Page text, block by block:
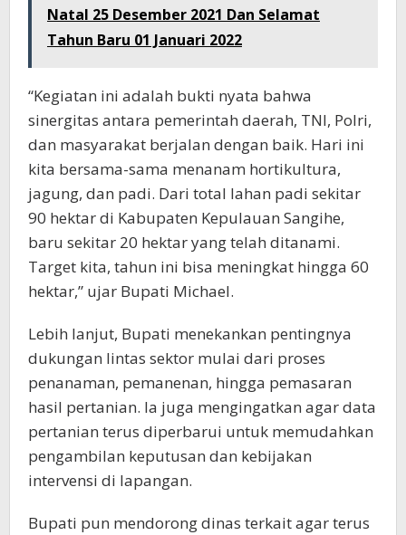
Natal 25 Desember 2021 Dan Selamat
Tahun Baru 01 Januari 2022
“Kegiatan ini adalah bukti nyata bahwa
sinergitas antara pemerintah daerah, TNI, Polri,
dan masyarakat berjalan dengan baik. Hari ini
kita bersama-sama menanam hortikultura,
jagung, dan padi. Dari total lahan padi sekitar
90 hektar di Kabupaten Kepulauan Sangihe,
baru sekitar 20 hektar yang telah ditanami.
Target kita, tahun ini bisa meningkat hingga 60
hektar,” ujar Bupati Michael.
Lebih lanjut, Bupati menekankan pentingnya
dukungan lintas sektor mulai dari proses
penanaman, pemanenan, hingga pemasaran
hasil pertanian. Ia juga mengingatkan agar data
pertanian terus diperbarui untuk memudahkan
pengambilan keputusan dan kebijakan
intervensi di lapangan.
Bupati pun mendorong dinas terkait agar terus